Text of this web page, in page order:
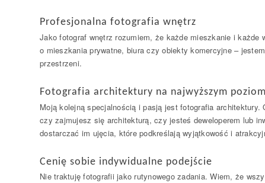
Profesjonalna fotografia wnętrz
Jako fotograf wnętrz rozumiem, że każde mieszkanie i
o mieszkania prywatne, biura czy obiekty komercyjne –
przestrzeni.
Fotografia architektury na najwyższym
Moją kolejną specjalnością i pasją jest fotografia
czy zajmujesz się architekturą, czy jesteś deweloperem lub
dostarczać im ujęcia, które podkreślają wyjątkowość i
Cenię sobie indywidualne podejście
Nie traktuję fotografii jako rutynowego zadania. Wiem, że